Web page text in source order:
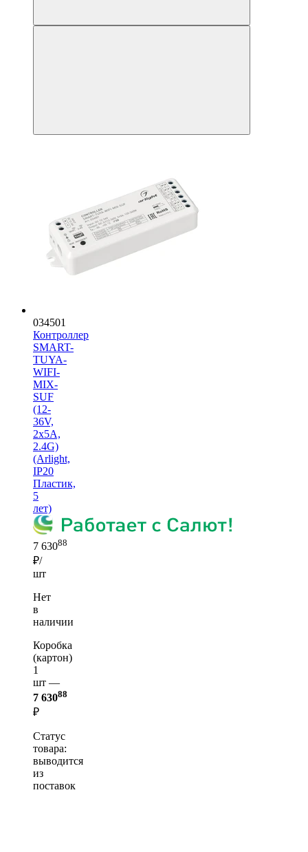
034501
Контроллер
SMART-
TUYA-
WIFI-
MIX-
SUF
(12-
36V,
2x5A,
2.4G)
(Arlight,
IP20
Пластик,
5
лет)
7 63088
₽/
шт
Нет
в
наличии
Коробка
(картон)
1
шт —
7 63088
₽
Статус
товара:
выводится
из
поставок